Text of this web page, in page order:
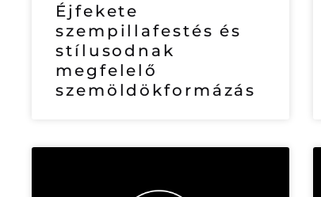
Éjfekete
szempillafestés és
stílusodnak
megfelelő
szemöldökformázás